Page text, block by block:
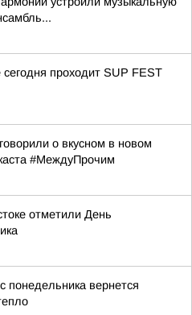
проходит SUP FEST
о вкусном в новом
#МеждуПрочим
отметили День
понедельника вернется